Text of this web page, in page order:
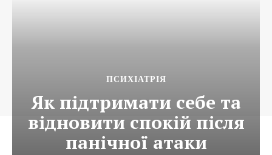
ПСИХІАТРІЯ
Як підтримати себе та
відновити спокій після
панічної атаки